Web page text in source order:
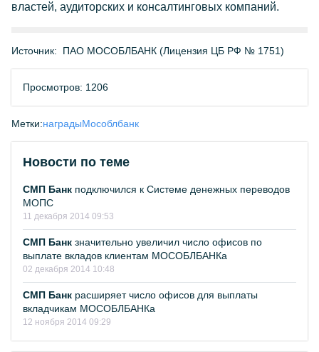
властей, аудиторских и консалтинговых компаний.
Источник: ПАО МОСОБЛБАНК (Лицензия ЦБ РФ № 1751)
Просмотров: 1206
Метки:наградыМособлбанк
Новости по теме
СМП Банк подключился к Системе денежных переводов
МОПС
11 декабря 2014 09:53
СМП Банк значительно увеличил число офисов по
выплате вкладов клиентам МОСОБЛБАНКа
02 декабря 2014 10:48
СМП Банк расширяет число офисов для выплаты
вкладчикам МОСОБЛБАНКа
12 ноября 2014 09:29